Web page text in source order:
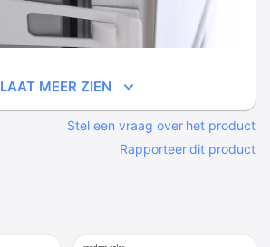
LAAT MEER ZIEN
Stel een vraag over het product
Rapporteer dit product